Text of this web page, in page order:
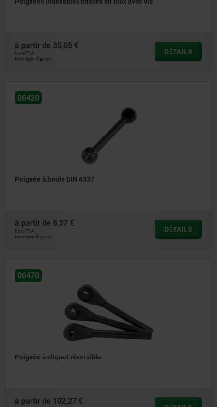
Poignées indexables basses en Inox avec vis
à partir de 35,05 €
hors TVA
hors frais d’envoi
DÉTAILS
06420
Poignée à boule DIN 6337
à partir de 8,57 €
hors TVA
hors frais d’envoi
DÉTAILS
06470
Poignée à cliquet réversible
à partir de 102,27 €